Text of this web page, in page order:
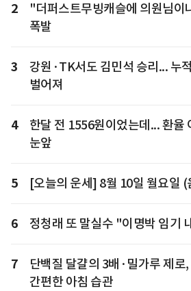
2
"더퍼스트무빙캐슬에 의원님이
폭발
3
강원·TK서도 김민석 승리... 누
벌어져
4
한달 전 1556원이었는데... 환율
눈앞
5 [오늘의 운세] 8월 10일 월요일
6 정청래 또 말실수 "이명박 임기
7
단백질 달걀의 3배·밀가루 제로
간편한 아침 습관